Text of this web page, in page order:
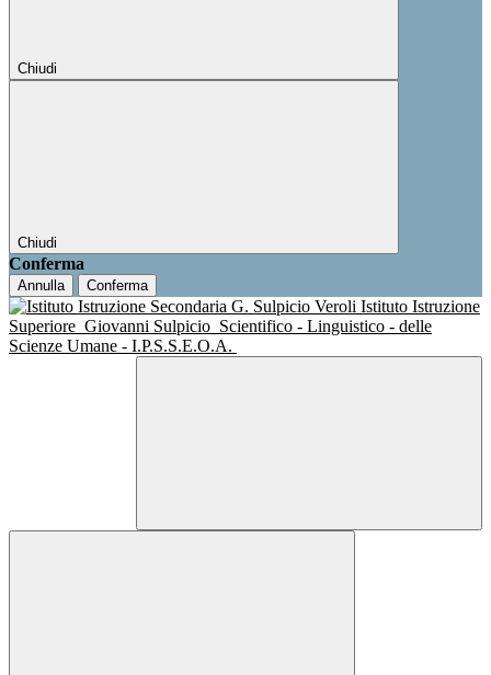
Chiudi
Chiudi
Conferma
Annulla Conferma
Istituto Istruzione
Superiore Giovanni Sulpicio Scientifico - Linguistico - delle
Scienze Umane - I.P.S.S.E.O.A.